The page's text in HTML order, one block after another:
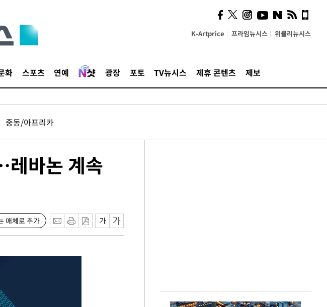
K-Artprice 프라임뉴시스 위클리뉴시스
화 스포츠 연예 광장 포토 TV뉴시스 제휴 콘텐츠 제보
중동/아프리카
바논 계속
매체로 추가